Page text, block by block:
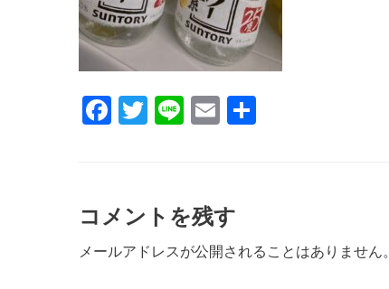
F
b
o
T
Li E
コメントを残す
メールアドレスが公開されることはありません。